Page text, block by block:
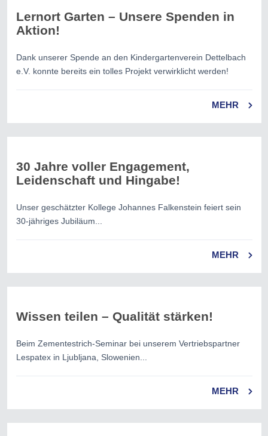
Lernort Garten – Unsere Spenden in
Aktion!
Dank unserer Spende an den Kindergartenverein Dettelbach
e.V. konnte bereits ein tolles Projekt verwirklicht werden!
MEHR
30 Jahre voller Engagement,
Leidenschaft und Hingabe!
Unser geschätzter Kollege Johannes Falkenstein feiert sein
30-jähriges Jubiläum...
MEHR
Wissen teilen – Qualität stärken!
Beim Zementestrich-Seminar bei unserem Vertriebspartner
Lespatex in Ljubljana, Slowenien...
MEHR